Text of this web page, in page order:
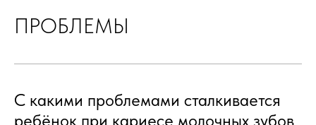
ПРОБЛЕМЫ
С какими проблемами сталкивается
ребёнок при кариесе молочных зубов